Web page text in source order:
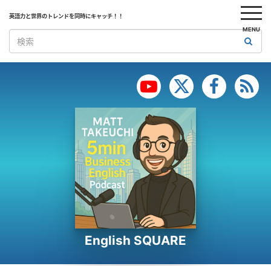
MENU
英語力と世界のトレンドを同時にキャッチ！！
English SQUARE